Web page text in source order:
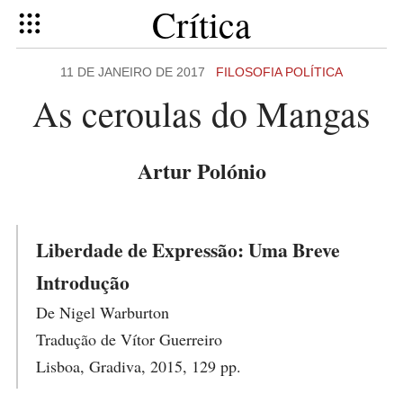
Crítica
11 DE JANEIRO DE 2017 FILOSOFIA POLÍTICA
As ceroulas do Mangas
Artur Polónio
Liberdade de Expressão: Uma Breve
Introdução
De Nigel Warburton
Tradução de Vítor Guerreiro
Lisboa, Gradiva, 2015, 129 pp.